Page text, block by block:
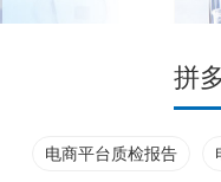
拼
电商平台质检报告